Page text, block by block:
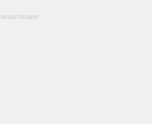
ADVERTISEMENT